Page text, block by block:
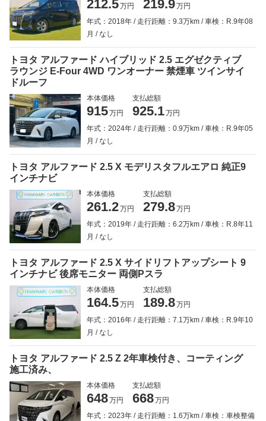
212.5万円 219.9万円
年式：2018年
走行距離：9.3万km
車検：R.9年08
月
なし
トヨタ アルファード ハイブリッド 2.5 エグゼクティブ
ラウンジ E-Four 4WD ワンオーナー 禁煙車 ツインサイ
ドルーフ
本体価格
915万円
支払総額
925.1万円
年式：2024年
走行距離：0.9万km
車検：R.9年05
月
なし
トヨタ アルファード 2.5 X モデリスタフルエアロ 純正9
インチナビ
本体価格
261.2万円
支払総額
279.8万円
年式：2019年
走行距離：6.2万km
車検：R.8年11
月
なし
トヨタ アルファード 2.5 X サイドリフトアップシート 9
インチナビ 後席モニター 両側Pスラ
本体価格
164.5万円
支払総額
189.8万円
年式：2016年
走行距離：7.1万km
車検：R.9年10
月
なし
トヨタ アルファード 2.5 Z 2年車検付き、コーティング
施工済み、
本体価格
648万円
支払総額
668万円
年式：2023年
走行距離：1.6万km
車検：車検整備